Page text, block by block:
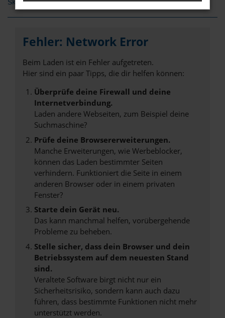
Škoda Scala Gebrauchtwagen Marburg
Fehler: Network Error
Beim Laden ist ein Fehler aufgetreten.
Hier sind ein paar Tipps, die dir helfen können:
Überprüfe deine Firewall und deine
Internetverbindung.
Laden andere Webseiten, zum Beispiel deine
Suchmaschine?
Prüfe deine Browsererweiterungen.
Manche Erweiterungen, wie Werbeblocker,
können das Laden bestimmter Seiten
verhindern. Funktioniert die Seite in einem
anderen Browser oder in einem privaten
Fenster?
Starte dein Gerät neu.
Das kann manchmal helfen, vorübergehende
Probleme zu beheben.
Stelle sicher, dass dein Browser und dein
Betriebssystem auf dem neuesten Stand
sind.
Veraltete Software birgt nicht nur ein
Sicherheitsrisiko, sondern kann auch dazu
führen, dass bestimmte Funktionen nicht mehr
unterstützt werden.